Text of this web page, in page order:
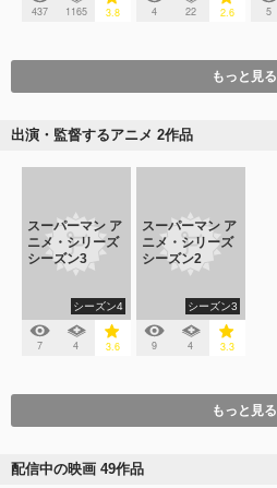
437 1165 3.8 4 22 2.6 5
もっと見る
出演・監督するアニメ 2作品
スーパーマン ア
ニメ・シリーズ
シーズン3
シーズン4
7 4 3.6
スーパーマン ア
ニメ・シリーズ
シーズン2
シーズン3
9 4 3.3
もっと見る
配信中の映画 49作品